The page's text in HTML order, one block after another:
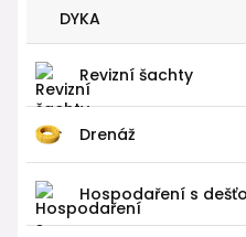
DYKA
Revizní šachty
Drenáž
Hospodaření s